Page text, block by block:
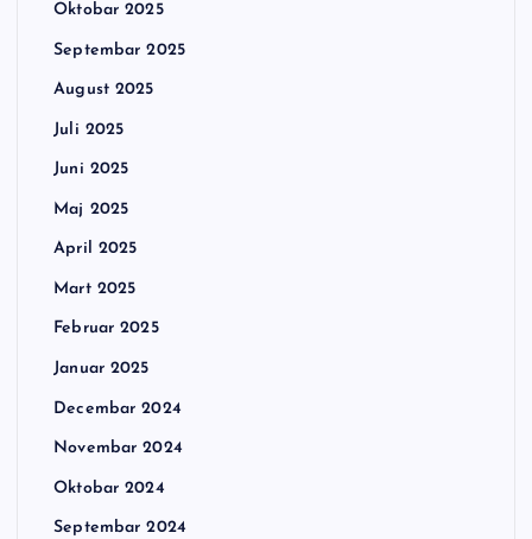
Oktobar 2025
Septembar 2025
August 2025
Juli 2025
Juni 2025
Maj 2025
April 2025
Mart 2025
Februar 2025
Januar 2025
Decembar 2024
Novembar 2024
Oktobar 2024
Septembar 2024